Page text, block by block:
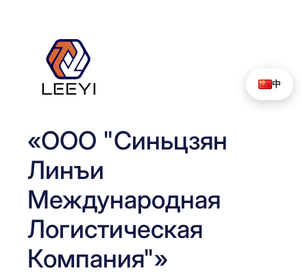
содержимому
«ООО "Синьцзян
Линъи
Международная
Логистическая
Компания"»
中